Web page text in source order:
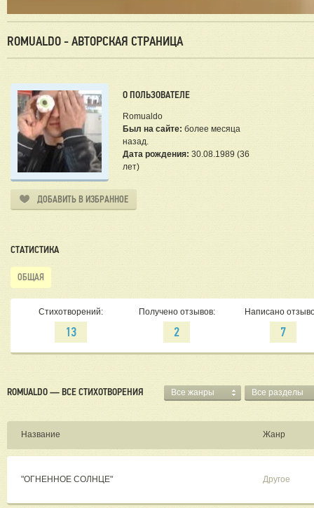
ROMUALDO - АВТОРСКАЯ СТРАНИЦА
О ПОЛЬЗОВАТЕЛЕ
Romualdo
Был на сайте: более месяца
назад.
Дата рождения: 30.08.1989 (36
лет)
ДОБАВИТЬ В ИЗБРАННОЕ
СТАТИСТИКА
ОБЩАЯ
Стихотворений:
13
Получено отзывов:
2
Написано
7
ROMUALDO — ВСЕ СТИХОТВОРЕНИЯ Все жанры Все разделы
Название Жанр
"ОГНЕННОЕ СОЛНЦЕ" Другое